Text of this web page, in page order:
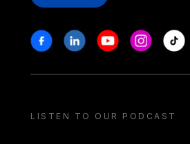
Stay in touch
FacebookLinkedinYoutubeInstagram
Tiktok
LISTEN TO OUR PODCAST